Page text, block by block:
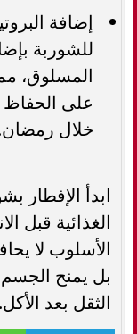
إضافة
للشوربة
المسلوق،
على
خلال
ابدأ الإفطار
الغذائية قبل
الأسلوب لا
بل يمنح
الثقل بعد الأكل.